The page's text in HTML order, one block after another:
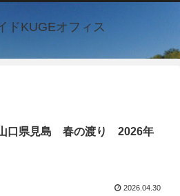
ドKUGEオフィス
口県見島 春の渡り 2026年
2026.04.30